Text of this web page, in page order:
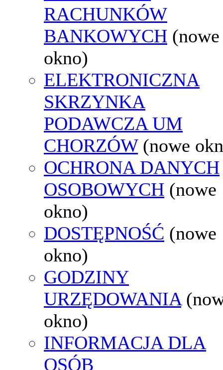
RACHUNKÓW
BANKOWYCH (nowe
okno)
ELEKTRONICZNA
SKRZYNKA
PODAWCZA UM
CHORZÓW (nowe
OCHRONA DANYCH
OSOBOWYCH (nowe
okno)
DOSTĘPNOŚĆ (nowe
okno)
GODZINY
URZĘDOWANIA
okno)
INFORMACJA DLA
OSÓB